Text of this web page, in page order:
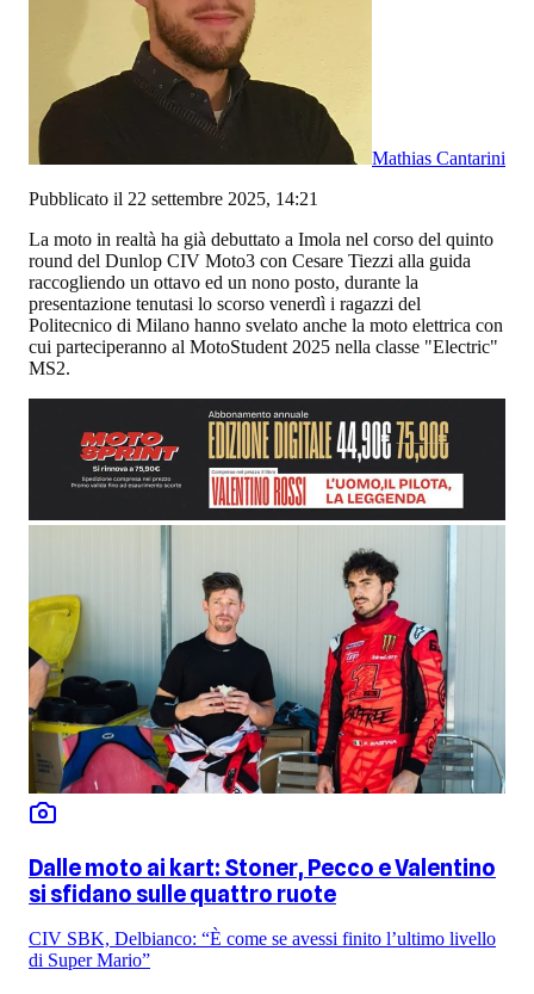
Mathias Cantarini
Pubblicato il 22 settembre 2025, 14:21
La moto in realtà ha già debuttato a Imola nel corso del quinto
round del Dunlop CIV Moto3 con Cesare Tiezzi alla guida
raccogliendo un ottavo ed un nono posto, durante la
presentazione tenutasi lo scorso venerdì i ragazzi del
Politecnico di Milano hanno svelato anche la moto elettrica con
cui parteciperanno al MotoStudent 2025 nella classe "Electric"
MS2.
Dalle moto ai kart: Stoner, Pecco e Valentino
si sfidano sulle quattro ruote
CIV SBK, Delbianco: “È come se avessi finito l’ultimo livello
di Super Mario”